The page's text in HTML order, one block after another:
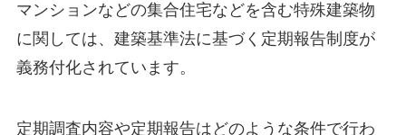
マンションなどの集合住宅などを含む特殊建築物
に関しては、建築基準法に基づく定期報告制度が
義務付化されています。
定期調査内容や定期報告はどのような条件で行わ